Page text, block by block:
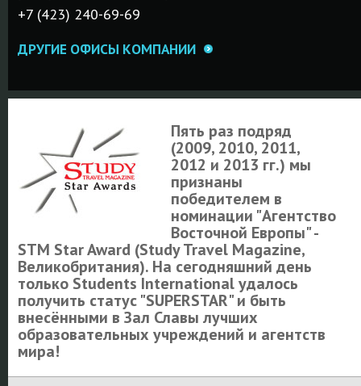
+7 (423) 240-69-69
ДРУГИЕ ОФИСЫ КОМПАНИИ
Пять раз подряд
(2009, 2010, 2011,
2012 и 2013 гг.) мы
признаны
победителем в
номинации "Агентство
Восточной Европы" -
STM Star Award (Study Travel Magazine,
Великобритания). На сегодняшний день
только Students International удалось
получить статус "SUPERSTAR" и быть
внесёнными в Зал Славы лучших
образовательных учреждений и агентств
мира!